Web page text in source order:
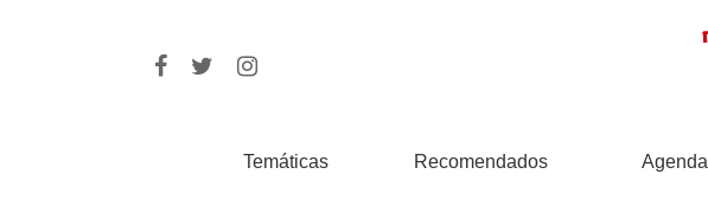
Temáticas Recomendados Agenda